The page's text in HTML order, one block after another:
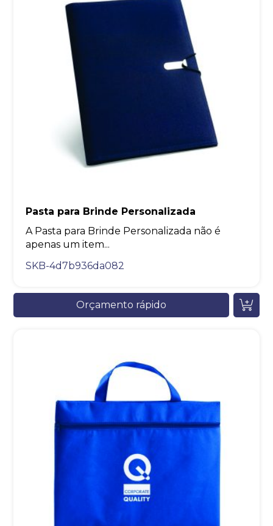
Pasta para Brinde Personalizada
A Pasta para Brinde Personalizada não é
apenas um item...
SKB-4d7b936da082
Orçamento rápido